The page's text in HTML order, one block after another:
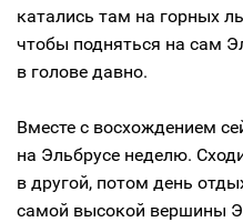
катались там на горных
чтобы подняться на сам
в голове давно.
Вместе с восхождением
на Эльбрусе неделю.
в другой, потом день
самой высокой вершины